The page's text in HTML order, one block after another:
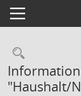
Toggle navigation
"Haushalt/